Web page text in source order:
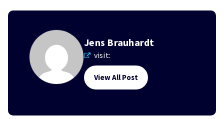
Jens Brauhardt
visit:
View All Post